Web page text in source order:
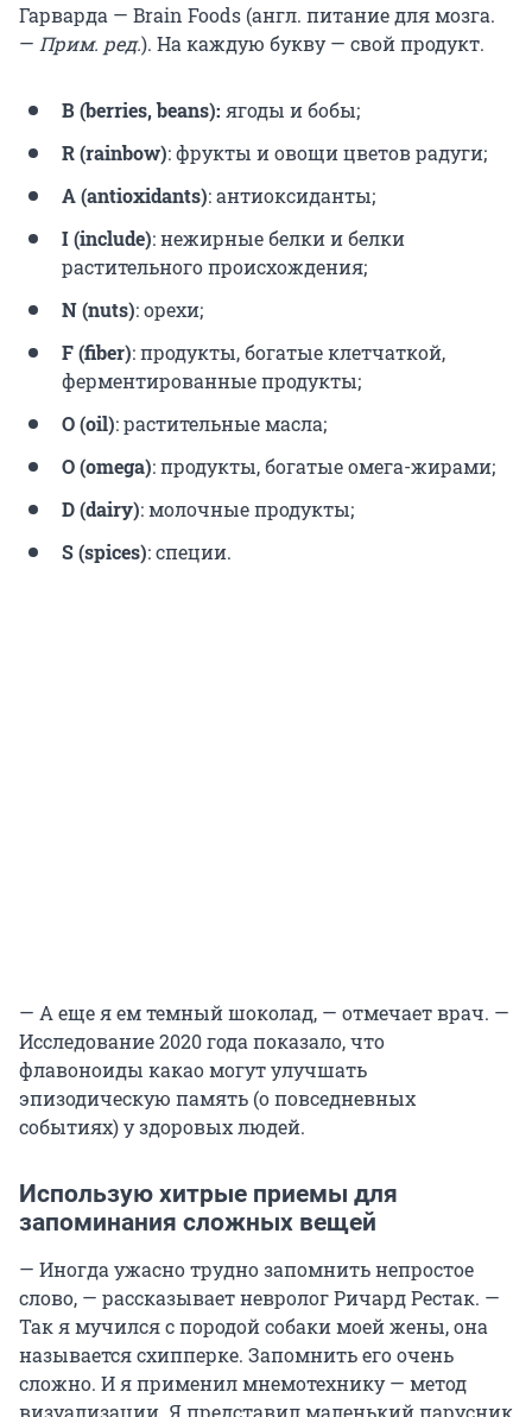
Гарварда — Brain Foods (англ. питание для мозга.
— Прим. ред.). На каждую букву — свой продукт.
B (berries, beans): ягоды и бобы;
R (rainbow): фрукты и овощи цветов радуги;
А (antioxidants): антиоксиданты;
I (include): нежирные белки и белки
растительного происхождения;
N (nuts): орехи;
F (fiber): продукты, богатые клетчаткой,
ферментированные продукты;
О (oil): растительные масла;
O (omega): продукты, богатые омега-жирами;
D (dairy): молочные продукты;
S (spices): специи.
— А еще я ем темный шоколад, — отмечает врач. —
Исследование 2020 года показало, что
флавоноиды какао могут улучшать
эпизодическую память (о повседневных
событиях) у здоровых людей.
Использую хитрые приемы для
запоминания сложных вещей
— Иногда ужасно трудно запомнить непростое
слово, — рассказывает невролог Ричард Рестак. —
Так я мучился с породой собаки моей жены, она
называется схипперке. Запомнить его очень
сложно. И я применил мнемотехнику — метод
визуализации. Я представил маленький парусник